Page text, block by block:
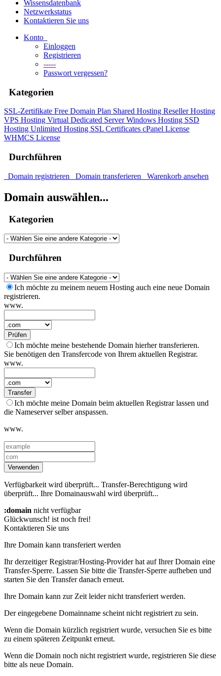
Wissensdatenbank
Netzwerkstatus
Kontaktieren Sie uns
Konto
Einloggen
Registrieren
-----
Passwort vergessen?
Kategorien
SSL-Zertifikate Free Domain Plan Shared Hosting Reseller Hosting
VPS Hosting Virtual Dedicated ServerWindows Hosting SSD
Hosting Unlimited Hosting SSL Certificates cPanel License
WHMCS License
Durchführen
Domain registrieren Domain transferieren Warenkorb ansehen
Domain auswählen...
Kategorien
Durchführen
Ich möchte zu meinem neuem Hosting auch eine neue Domain
registrieren.
www.
Prüfen
Ich möchte meine bestehende Domain hierher transferieren.
Sie benötigen den Transfercode von Ihrem aktuellen Registrar.
www.
Transfer
Ich möchte meine Domain beim aktuellen Registrar lassen und
die Nameserver selber anspassen.
www.
Verwenden
Verfügbarkeit wird überprüft... Transfer-Berechtigung wird
überprüft... Ihre Domainauswahl wird überprüft...
:domain nicht verfügbar
Glückwunsch! ist noch frei!
Kontaktieren Sie uns
Ihre Domain kann transferiert werden
Ihr derzeitiger Registrar/Hosting-Provider hat auf Ihrer Domain eine
Transfer-Sperre. Lassen Sie bitte die Transfer-Sperre aufheben und
starten Sie den Transfer danach erneut.
Ihre Domain kann zur Zeit leider nicht transferiert werden.
Der eingegebene Domainname scheint nicht registriert zu sein.
Wenn die Domain kürzlich registriert wurde, versuchen Sie es bitte
zu einem späteren Zeitpunkt erneut.
Wenn die Domain noch nicht registriert wurde, registrieren Sie diese
bitte als neue Domain.